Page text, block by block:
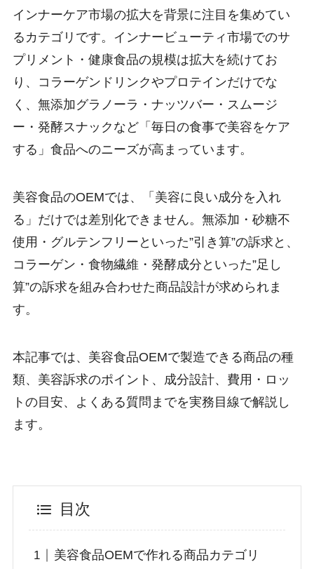
インナーケア市場の拡大を背景に注目を集めてい
るカテゴリです。インナービューティ市場でのサ
プリメント・健康食品の規模は拡大を続けてお
り、コラーゲンドリンクやプロテインだけでな
く、無添加グラノーラ・ナッツバー・スムージ
ー・発酵スナックなど「毎日の食事で美容をケア
する」食品へのニーズが高まっています。
美容食品のOEMでは、「美容に良い成分を入れ
る」だけでは差別化できません。無添加・砂糖不
使用・グルテンフリーといった”引き算”の訴求と、
コラーゲン・食物繊維・発酵成分といった”足し
算”の訴求を組み合わせた商品設計が求められま
す。
本記事では、美容食品OEMで製造できる商品の種
類、美容訴求のポイント、成分設計、費用・ロッ
トの目安、よくある質問までを実務目線で解説し
ます。
目次
美容食品OEMで作れる商品カテゴリ